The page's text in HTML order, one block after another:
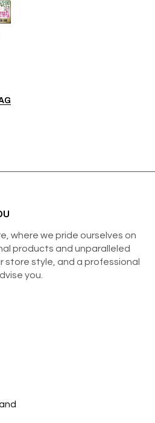
where we pride ourselves on
products and unparalleled
store style, and a professional
you.